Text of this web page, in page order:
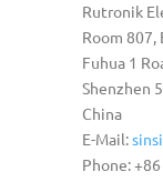
Rutronik
Room 807,
Fuhua 1
Shenzhen
China
E-Mail:
Phone: